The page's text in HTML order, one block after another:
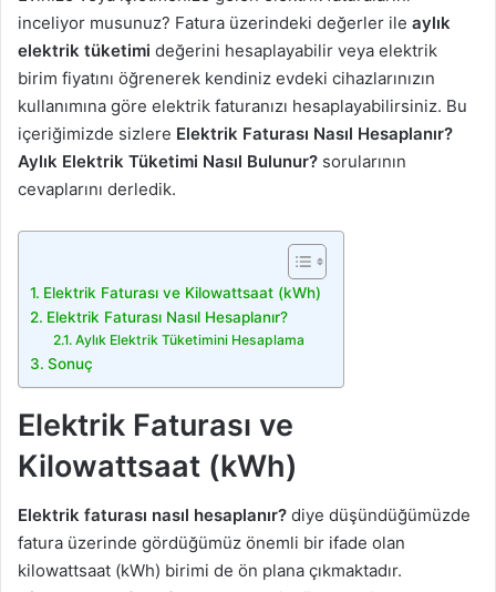
inceliyor musunuz? Fatura üzerindeki değerler ile aylık
elektrik tüketimi değerini hesaplayabilir veya elektrik
birim fiyatını öğrenerek kendiniz evdeki cihazlarınızın
kullanımına göre elektrik faturanızı hesaplayabilirsiniz. Bu
içeriğimizde sizlere Elektrik Faturası Nasıl Hesaplanır?
Aylık Elektrik Tüketimi Nasıl Bulunur? sorularının
cevaplarını derledik.
Elektrik Faturası ve Kilowattsaat (kWh)
Elektrik Faturası Nasıl Hesaplanır?
Aylık Elektrik Tüketimini Hesaplama
Sonuç
Elektrik Faturası ve
Kilowattsaat (kWh)
Elektrik faturası nasıl hesaplanır? diye düşündüğümüzde
fatura üzerinde gördüğümüz önemli bir ifade olan
kilowattsaat (kWh) birimi de ön plana çıkmaktadır.